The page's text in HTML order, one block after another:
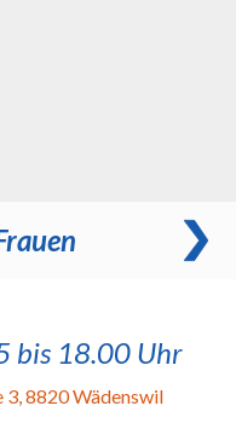
bis 18.00 Uhr
3, 8820 Wädenswil